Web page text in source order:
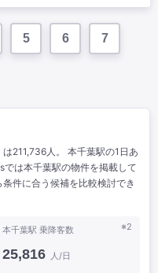
5 6 7
211,736人。 本千葉駅の1日あ
は本千葉駅の物件を掲載して
件に合う候補を比較検討でき
※2
本千葉駅 乗降客数
25,816 人/日